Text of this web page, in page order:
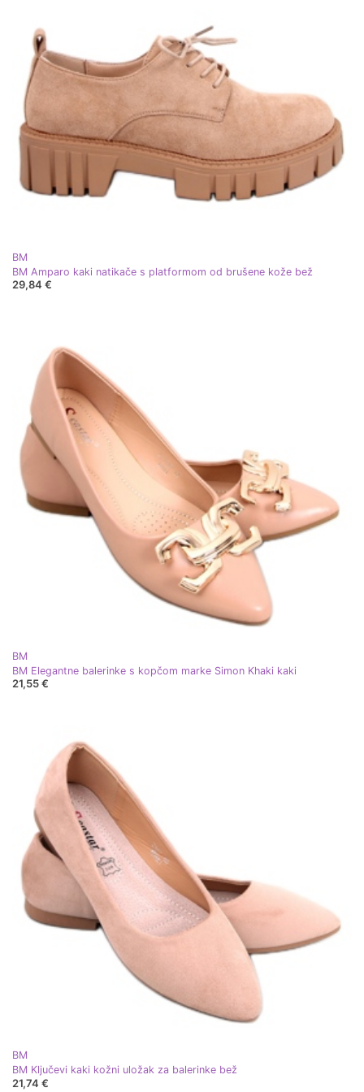
BM
BM Amparo kaki natikače s platformom od brušene kože bež
29,84 €
BM
BM Elegantne balerinke s kopčom marke Simon Khaki kaki
21,55 €
BM
BM Ključevi kaki kožni uložak za balerinke bež
21,74 €